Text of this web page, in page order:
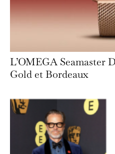
L’OMEGA Seamaster
Gold et Bordeaux